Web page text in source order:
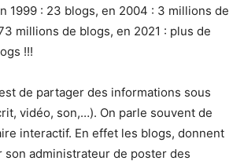
1999 : 23 blogs, en 2004 : 3 millions de
millions de blogs, en 2021 : plus de
!!!
de partager des informations sous
vidéo, son,…). On parle souvent de
interactif. En effet les blogs, donnent
son administrateur de poster des